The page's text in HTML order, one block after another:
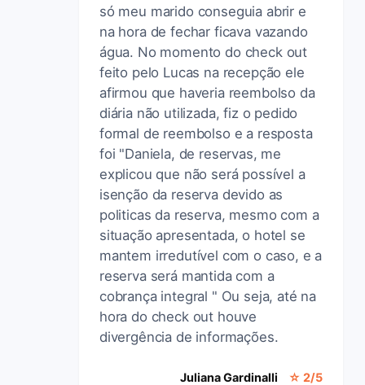
só meu marido conseguia abrir e
na hora de fechar ficava vazando
água. No momento do check out
feito pelo Lucas na recepção ele
afirmou que haveria reembolso da
diária não utilizada, fiz o pedido
formal de reembolso e a resposta
foi "Daniela, de reservas, me
explicou que não será possível a
isenção da reserva devido as
politicas da reserva, mesmo com a
situação apresentada, o hotel se
mantem irredutível com o caso, e a
reserva será mantida com a
cobrança integral " Ou seja, até na
hora do check out houve
divergência de informações.
Juliana Gardinalli ☆ 2/5